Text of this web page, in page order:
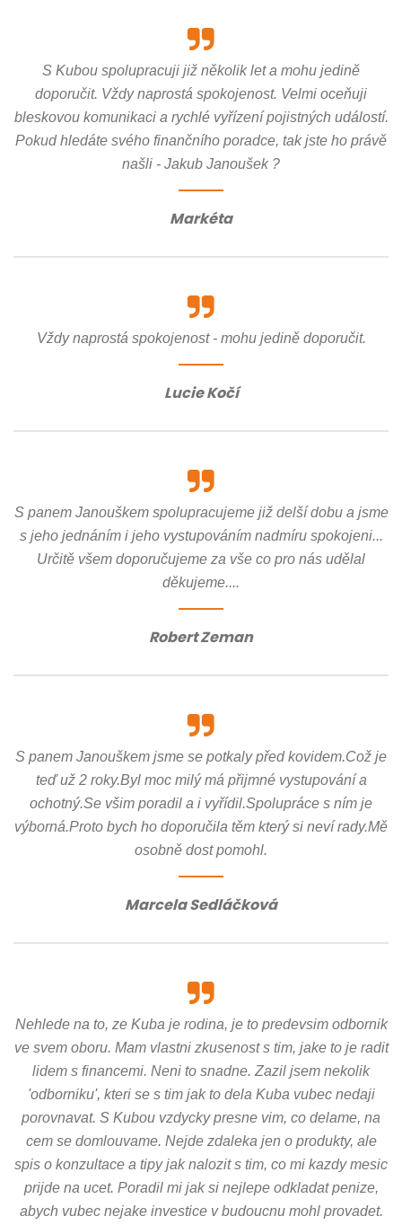
S Kubou spolupracuji již několik let a mohu jedině
doporučit. Vždy naprostá spokojenost. Velmi oceňuji
bleskovou komunikaci a rychlé vyřízení pojistných událostí.
Pokud hledáte svého finančního poradce, tak jste ho právě
našli - Jakub Janoušek ?
Markéta
Vždy naprostá spokojenost - mohu jedině doporučit.
Lucie Kočí
S panem Janouškem spolupracujeme již delší dobu a jsme
s jeho jednáním i jeho vystupováním nadmíru spokojeni...
Určitě všem doporučujeme za vše co pro nás udělal
děkujeme....
Robert Zeman
S panem Janouškem jsme se potkaly před kovidem.Což je
teď už 2 roky.Byl moc milý má přijmné vystupování a
ochotný.Se všim poradil a i vyřídil.Spolupráce s ním je
výborná.Proto bych ho doporučila těm který si neví rady.Mě
osobně dost pomohl.
Marcela Sedláčková
Nehlede na to, ze Kuba je rodina, je to predevsim odbornik
ve svem oboru. Mam vlastni zkusenost s tim, jake to je radit
lidem s financemi. Neni to snadne. Zazil jsem nekolik
'odborniku', kteri se s tim jak to dela Kuba vubec nedaji
porovnavat. S Kubou vzdycky presne vim, co delame, na
cem se domlouvame. Nejde zdaleka jen o produkty, ale
spis o konzultace a tipy jak nalozit s tim, co mi kazdy mesic
prijde na ucet. Poradil mi jak si nejlepe odkladat penize,
abych vubec nejake investice v budoucnu mohl provadet.